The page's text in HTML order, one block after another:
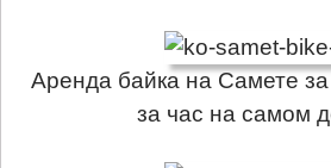
Аренда байка на Самете
за час на самом